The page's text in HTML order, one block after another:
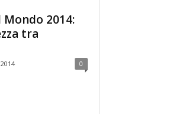
Mondo 2014:
tra
0